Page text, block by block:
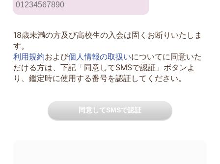
18歳未満の方及び高校生の入会は固くお断りいたしま
す。
利用規約および個人情報の取扱いについてに同意いた
だける方は、下記「同意してSMSで認証」ボタンよ
り、鑑定時に使用する番号を認証してください。
同意してSMSで認証